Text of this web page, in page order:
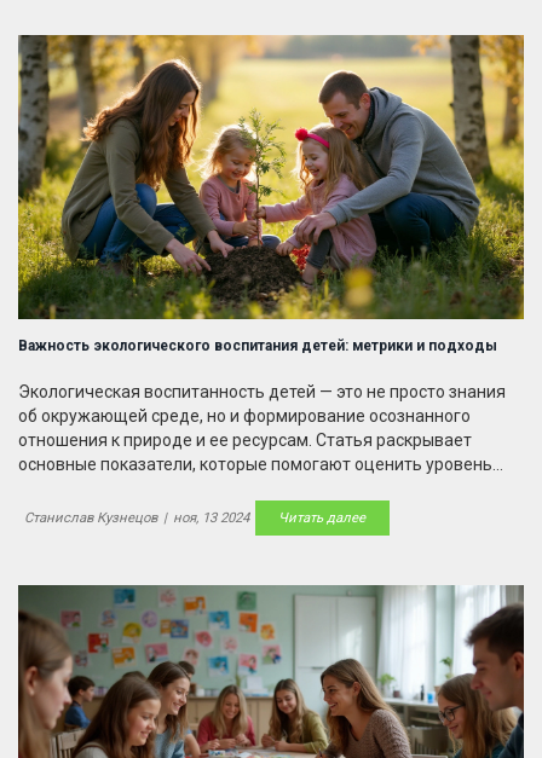
Важность экологического воспитания детей: метрики и подходы
Экологическая воспитанность детей — это не просто знания
об окружающей среде, но и формирование осознанного
отношения к природе и ее ресурсам. Статья раскрывает
основные показатели, которые помогают оценить уровень
их анализа и представляются эффективные стратегии для
повышения экологической осведомленности среди молодого
через реальные примеры и советы.
Станислав Кузнецов | ноя, 13 2024 Читать далее